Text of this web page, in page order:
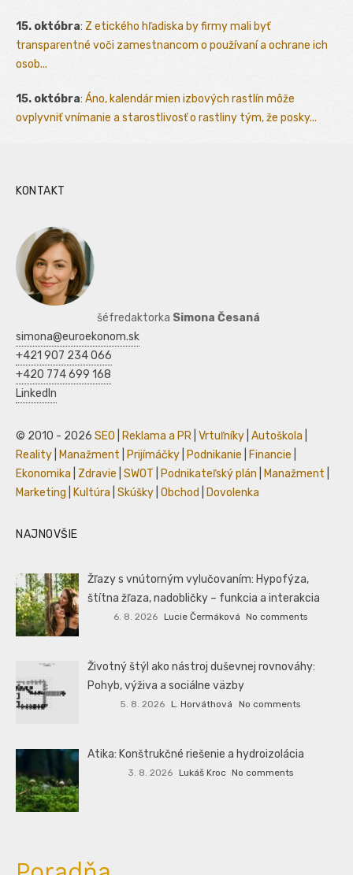
15. októbra: Z etického hľadiska by firmy mali byť
transparentné voči zamestnancom o používaní a ochrane ich
osob...
15. októbra: Áno, kalendár mien izbových rastlín môže
ovplyvniť vnímanie a starostlivosť o rastliny tým, že posky...
KONTAKT
šéfredaktorka Simona Česaná
simona@euroekonom.sk
+421 907 234 066
+420 774 699 168
LinkedIn
© 2010 - 2026 SEO Reklama a PR Vrtuľníky Autoškola
Reality
Manažment Prijímáčky Podnikanie Financie
Ekonomika
Zdravie SWOT Podnikateľský plán Manažment
Marketing
Kultúra Skúšky Obchod Dovolenka
NAJNOVŠIE
Žľazy s vnútorným vylučovaním: Hypofýza,
štítna žľaza, nadobličky – funkcia a interakcia
6. 8. 2026 Lucie Čermáková No comments
Životný štýl ako nástroj duševnej rovnováhy:
Pohyb, výživa a sociálne väzby
5. 8. 2026 L. Horváthová No comments
Atika: Konštrukčné riešenie a hydroizolácia
3. 8. 2026 Lukáš Kroc No comments